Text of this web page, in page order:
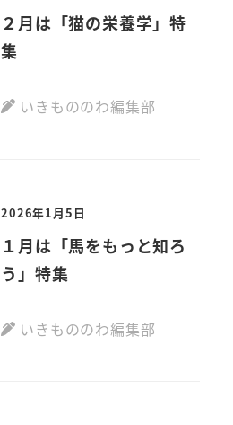
２月は「猫の栄養学」特
集
いきもののわ編集部
2026年1月5日
１月は「馬をもっと知ろ
う」特集
いきもののわ編集部